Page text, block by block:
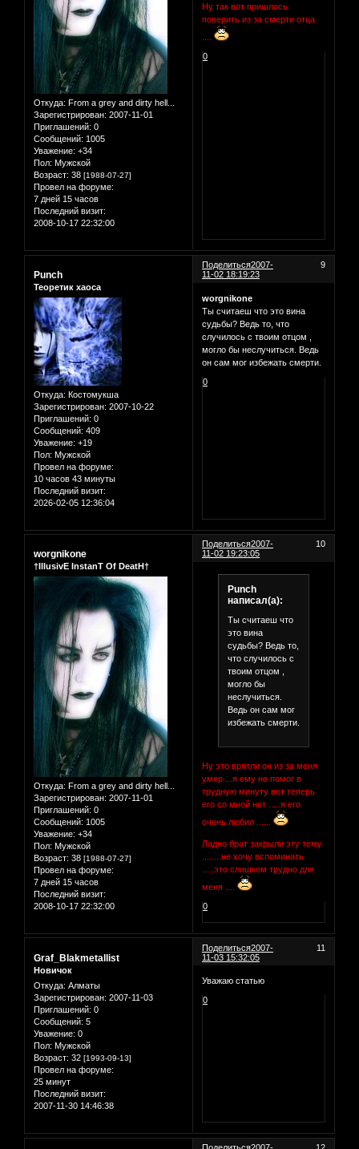
Откуда: From a grey and dirty hell...
Зарегистрирован: 2007-11-01
Приглашений: 0
Сообщений: 1005
Уважение: +34
Пол: Мужской
Возраст: 38 [1988-07-27]
Провел на форуме:
7 дней 15 часов
Последний визит:
2008-10-17 22:32:00
Ну так вот пришлось
поверить из за смерти отца
0
Поделиться 9
2007-
11-02 18:19:23
Punch
Теоретик хаоса
Откуда: Костомукша
Зарегистрирован: 2007-10-22
Приглашений: 0
Сообщений: 409
Уважение: +19
Пол: Мужской
Провел на форуме:
10 часов 43 минуты
Последний визит:
2026-02-05 12:36:04
worgnikone
Ты считаеш что это вина
судьбы? Ведь то, что
случилось с твоим отцом ,
могло бы неслучиться. Ведь
он сам мог избежать смерти.
0
Поделиться 10
2007-
11-02 19:23:05
worgnikone
†IllusivE InstanT Of DeatH†
Откуда: From a grey and dirty hell...
Зарегистрирован: 2007-11-01
Приглашений: 0
Сообщений: 1005
Уважение: +34
Пол: Мужской
Возраст: 38 [1988-07-27]
Провел на форуме:
7 дней 15 часов
Последний визит:
2008-10-17 22:32:00
Punch
написал(а):
Ты считаеш что
это вина
судьбы? Ведь то,
что случилось с
твоим отцом ,
могло бы
неслучиться.
Ведь он сам мог
избежать смерти.
Ну это врятли он из за меня
умер ...я ему не помог в
трудную минуту вот теперь
его со мной нет .....я его
очень любил ......
Ладно брат закрыли эту тему
........не хочу вспоминать
.....это слишком трудно для
меня ....
0
Поделиться 11
2007-
11-03 15:32:05
Graf_Blakmetallist
Новичок
Откуда: Алматы
Зарегистрирован: 2007-11-03
Приглашений: 0
Сообщений: 5
Уважение: 0
Пол: Мужской
Возраст: 32 [1993-09-13]
Провел на форуме:
25 минут
Последний визит:
2007-11-30 14:46:38
Уважаю статью
0